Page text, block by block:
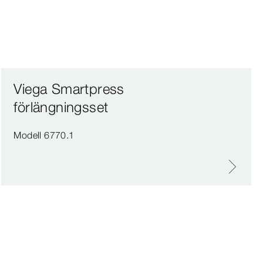
Viega Smartpress
förlängningsset
Modell 6770.1